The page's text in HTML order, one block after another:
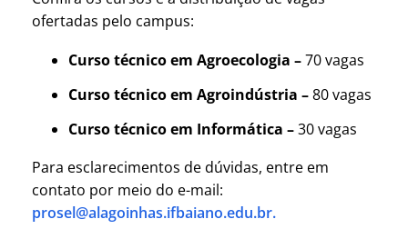
ofertadas pelo campus:
Curso técnico em Agroecologia –70 vagas
Curso técnico em Agroindústria –80 vagas
Curso técnico em Informática –30 vagas
Para esclarecimentos de dúvidas, entre em
contato por meio do e-mail:
prosel@alagoinhas.ifbaiano.edu.br.